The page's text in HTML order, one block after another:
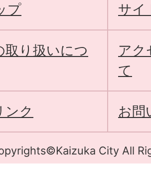
プ サイ
取り扱いにつ
アク
て
ンク お問
City All